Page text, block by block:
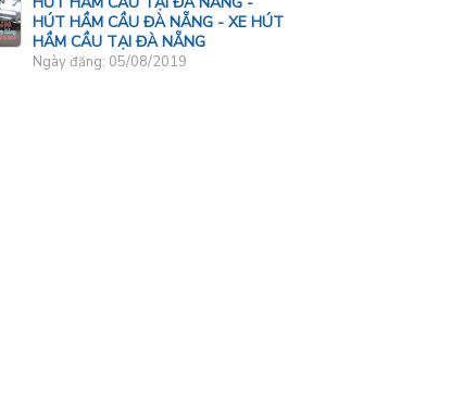
HÚT HẦM CẦU ĐÀ NẴNG - XE HÚT
HẦM CẦU TẠI ĐÀ NẴNG
Ngày đăng: 05/08/2019